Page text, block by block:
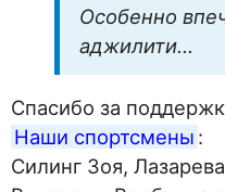
Особенно
аджилити…
Спасибо за
Наши спортсмены :
Силинг Зоя,